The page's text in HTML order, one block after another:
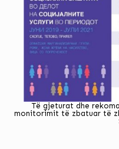
Të gjeturat dhe
monitorimit të zbatuar të